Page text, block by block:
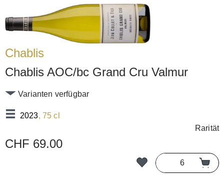
Chablis
Chablis AOC/bc Grand Cru Valmur
2023, 75 cl
Varianten verfügbar
Rarität
CHF 69.00